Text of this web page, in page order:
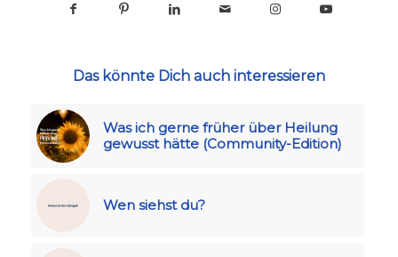
Das könnte Dich auch interessieren
Was ich gerne früher über Heilung
gewusst hätte (Community-Edition)
Wen siehst du?